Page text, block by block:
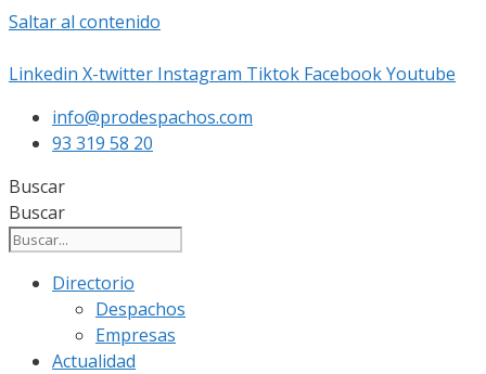
Saltar al contenido
Linkedin X-twitter Instagram Tiktok FacebookYoutube
info@prodespachos.com
93 319 58 20
Buscar
Buscar
Directorio
Despachos
Empresas
Actualidad